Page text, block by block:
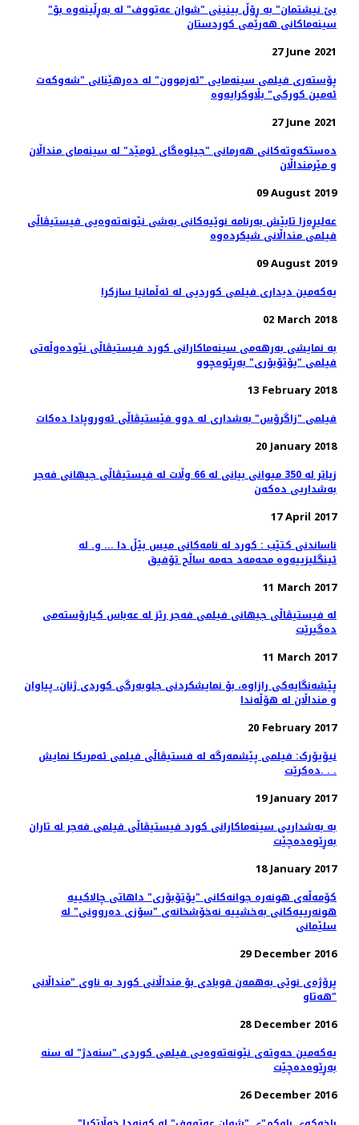
"بێ نیشتمان" بە ڕۆڵ بینینی "شوان عەتووف" لە بەڕڵینەوە بۆ
سینەماکانی هەرێمی کوردستان
27 June 2021
پۆسته‌ری فیلمی سینەمایی "ئەزموون" لە دەرهێنانی "شەوکەت
ئەمین کورکی" بڵاوکرایەوە
27 June 2021
ده‌ستکه‌وته‌کانی هه‌رمانی "جیلوه‌گای ئومێد" له‌ سینه‌مای منداڵان
و مێرمنداڵان
09 August 2019
عه‌لیڕه‌زا تابێش به‌رنامه‌ نوێیه‌کانی به‌شی نێونه‌ته‌وه‌یی فیستیڤاڵی
09 August 2019
یەکەمین دیداری فیلمی کوردیی لە ئەڵمانیا سازکرا
02 March 2018
بە نمایشی بەرهەمی سینەماکارانی کورد فیستیڤاڵی نێودەوڵەتی
فیلمی "یۆتۆبۆری" بەڕێوەچوو
13 February 2018
فیلمی "زاگرۆس" بەشداری لە دوو فێستیڤاڵی ئەوروپادا دەکات
20 January 2018
زیاتر لە 350 میوانی بیانی لە 66 وڵات لە فیستیڤاڵی جیهانی فەجر
بەشداریی دەکەن
17 April 2017
ناساندنی کتێب : کورد لە نامەکانی میس بێڵ دا ... و. لە
ئینگلیزییەوە محەمەد حەمە ساڵح تۆفیق
11 March 2017
لە فیستیڤاڵی جیهانی فیلمی فەجر رێز لە عەباس کیارۆستەمی
دەگیرێت
11 March 2017
پێشەنگایەکی رازاوە، بۆ نمایشکردنی جلوبەرگی کوردی ژنان، پیاوان
و منداڵان لە هۆڵەندا
20 February 2017
نیۆیۆرک: فیلمی پێشمەرگە لە فستیڤاڵی فیلمی ئەمریکا نمایش
دەکرێت. . .
19 January 2017
بە بەشداریی سینەماکارانی کورد فیستیڤاڵی فیلمی فەجر لە تاران
بەڕێوەدەچێت
18 January 2017
کۆمه‌ڵه‌ی هونه‌ره ‌جوانه‌کانی "یۆتۆبۆری" داهاتی چالاکییه‌
هونه‌رییه‌کانی به‌خشییه‌ نه‌خۆشخانه‌ی "سۆزی ده‌روونی" له
سلێمانی
29 December 2016
پرۆژەی نوێی بەھمەن قوبادی بۆ منداڵانی کورد بە ناوی "منداڵانی
ھەتاو"
28 December 2016
یەکەمین حەوتەی نێونەتەوەیی فیلمی کوردی "سنەدژ" لە سنە
بەڕێوەدەچێت
26 December 2016